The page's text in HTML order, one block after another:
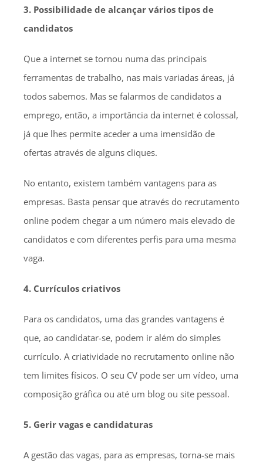
3. Possibilidade de alcançar vários tipos de
candidatos
Que a internet se tornou numa das principais
ferramentas de trabalho, nas mais variadas áreas, já
todos sabemos. Mas se falarmos de candidatos a
emprego, então, a importância da internet é colossal,
já que lhes permite aceder a uma imensidão de
ofertas através de alguns cliques.
No entanto, existem também vantagens para as
empresas. Basta pensar que através do recrutamento
online podem chegar a um número mais elevado de
candidatos e com diferentes perfis para uma mesma
vaga.
4. Currículos criativos
Para os candidatos, uma das grandes vantagens é
que, ao candidatar-se, podem ir além do simples
currículo. A criatividade no recrutamento online não
tem limites físicos. O seu CV pode ser um vídeo, uma
composição gráfica ou até um blog ou site pessoal.
5. Gerir vagas e candidaturas
A gestão das vagas, para as empresas, torna-se mais